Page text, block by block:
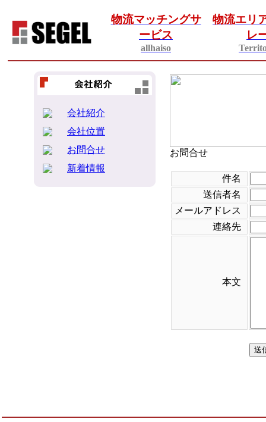
物流マッチングサ
ービス
allhaiso
物流エリ
レ
会社紹介
会社位置
お問合せ
新着情報
お問合せ
件名
送信者名
メールアドレス
連絡先
本文